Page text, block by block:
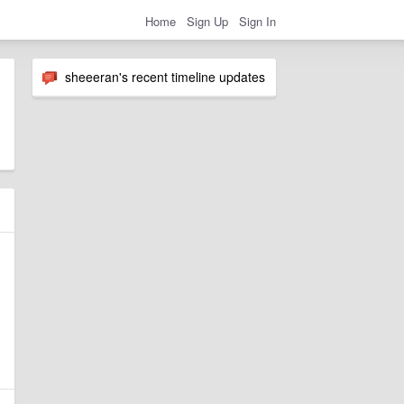
Home Sign Up Sign In
sheeeran's recent timeline updates